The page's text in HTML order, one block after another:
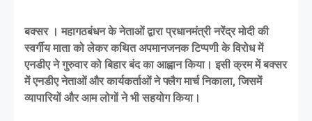
बक्सर । महागठबंधन के नेताओं द्वारा प्रधानमंत्री नरेंद्र मोदी की
स्वर्गीय माता को लेकर कथित अपमानजनक टिप्पणी के विरोध में
एनडीए ने गुरुवार को बिहार बंद का आह्वान किया। इसी क्रम में बक्सर
में एनडीए नेताओं और कार्यकर्ताओं ने फ्लैग मार्च निकाला, जिसमें
व्यापारियों और आम लोगों ने भी सहयोग किया।